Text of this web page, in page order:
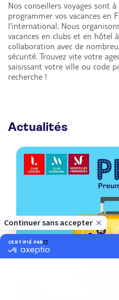
Nos conseillers voyages sont
programmer vos vacances en
l'international. Nous
vacances en clubs et en hôtel
collaboration avec de
sécurité. Trouvez vite votre
saisissant votre ville ou code
recherche !
Actualités